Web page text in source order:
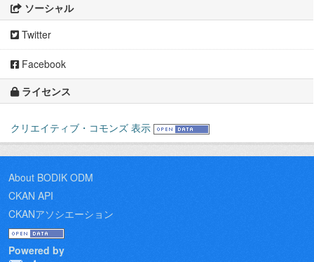
ソーシャル
Twitter
Facebook
ライセンス
クリエイティブ・コモンズ 表示
About BODIK ODM
CKAN API
CKANアソシエーション
Powered by